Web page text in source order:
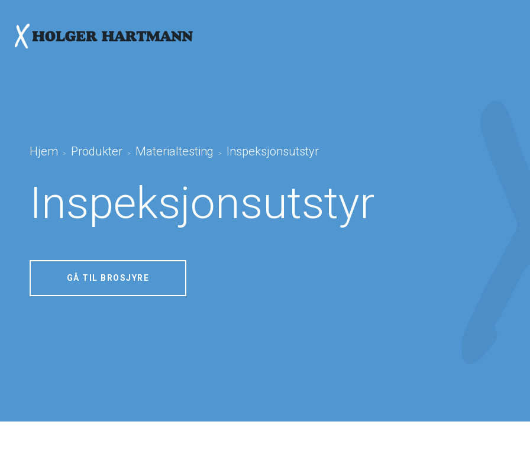
Hjem > Produkter > Materialtesting > Inspeksjonsutstyr
Inspeksjonsutstyr
GÅ TIL BROSJYRE